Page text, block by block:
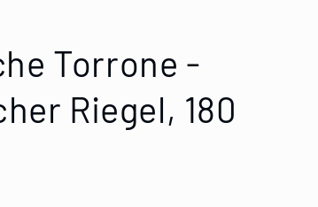
Torrone -
Riegel, 180